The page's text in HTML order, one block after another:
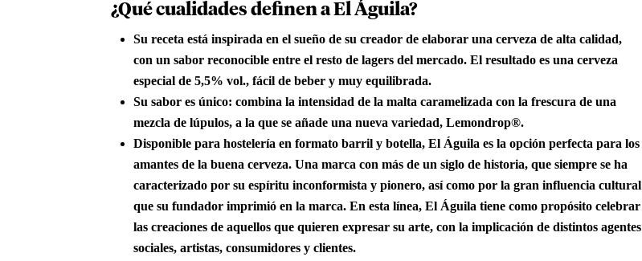
¿Qué cualidades definen a El Águila?
Su receta está inspirada en el sueño de su creador de elaborar unacerveza de alta calidad,
con un sabor reconocible entre el resto de lagers del mercado. El resultado es una cerveza
especial de 5,5% vol., fácil de beber y muy equilibrada.
Su sabor es único:combina la intensidad de la malta caramelizada con la frescura de una
mezcla de lúpulos, a la que se añade una nueva variedad, Lemondrop®.
Disponible para hostelería en formato barril y botella,El Águila es la opción perfecta para los
amantes de la buena cerveza. Una marca con más de un siglo de historia, que siempre se ha
caracterizado por su espíritu inconformista y pionero, así como por la gran influencia cultural
que su fundador imprimió en la marca. En esta línea, El Águila tiene como propósito celebrar
las creaciones de aquellos que quieren expresar su arte, con la implicación de distintos agentes
sociales, artistas, consumidores y clientes.